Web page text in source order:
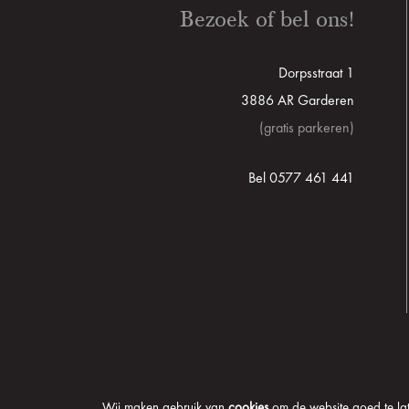
Bezoek of bel ons!
Dorpsstraat 1
3886 AR Garderen
(gratis parkeren)
Bel 0577 461 441